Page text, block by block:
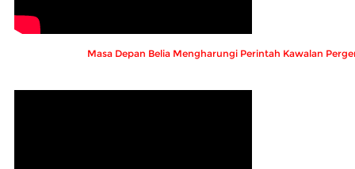
Masa Depan Belia Mengharungi Perintah Kawalan